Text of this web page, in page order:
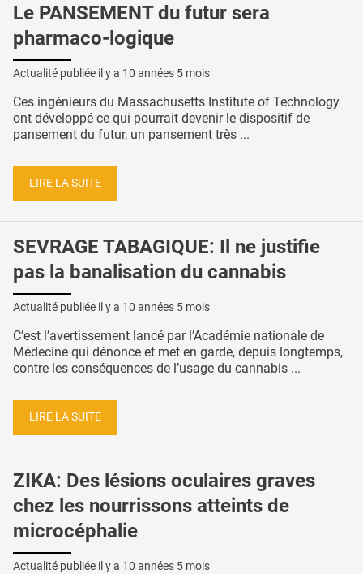
Le PANSEMENT du futur sera
pharmaco-logique
Actualité publiée il y a 10 années 5 mois
Ces ingénieurs du Massachusetts Institute of Technology
ont développé ce qui pourrait devenir le dispositif de
pansement du futur, un pansement très ...
LIRE LA SUITE
SEVRAGE TABAGIQUE: Il ne justifie
pas la banalisation du cannabis
Actualité publiée il y a 10 années 5 mois
C’est l’avertissement lancé par l’Académie nationale de
Médecine qui dénonce et met en garde, depuis longtemps,
contre les conséquences de l’usage du cannabis ...
LIRE LA SUITE
ZIKA: Des lésions oculaires graves
chez les nourrissons atteints de
microcéphalie
Actualité publiée il y a 10 années 5 mois